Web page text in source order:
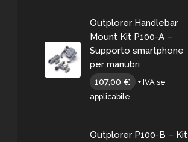
Outplorer Handlebar
Mount Kit P100-A –
Supporto smartphone
per manubri
107,00 €
+ IVA se
applicabile
Outplorer P100-B – Kit